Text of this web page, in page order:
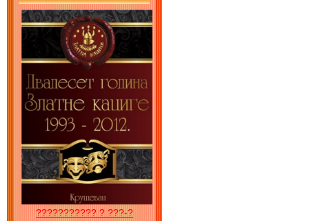
??????????? ? ???-?